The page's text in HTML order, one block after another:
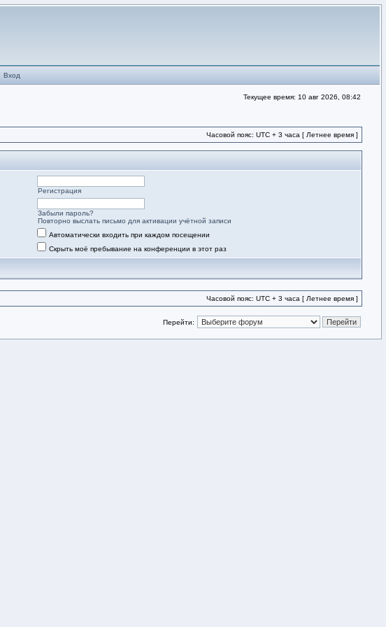
Вход
Текущее время: 10 авг 2026, 08:42
Часовой пояс: UTC + 3 часа [ Летнее время ]
Регистрация
Забыли пароль?
Повторно выслать письмо для активации учётной записи
Автоматически входить при каждом посещении
Скрыть моё пребывание на конференции в этот раз
Часовой пояс: UTC + 3 часа [ Летнее время ]
Перейти: